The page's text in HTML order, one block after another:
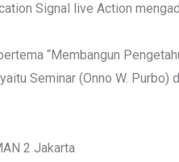
Signal live Action
“Membangun
Seminar (Onno W.
2 Jakarta